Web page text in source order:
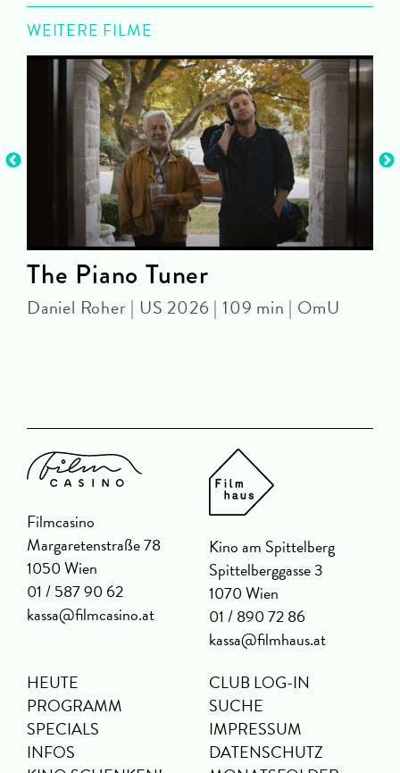
WEITERE FILME
The Piano Tuner
Daniel Roher | US 2026 | 109 min | OmU
Filmcasino
Margaretenstraße 78
1050 Wien
01 / 587 90 62
kassa@filmcasino.at
Kino am Spittelberg
Spittelberggasse 3
1070 Wien
01 / 890 72 86
kassa@filmhaus.at
HEUTE
PROGRAMM
SPECIALS
INFOS
CLUB LOG-IN
SUCHE
IMPRESSUM
DATENSCHUTZ